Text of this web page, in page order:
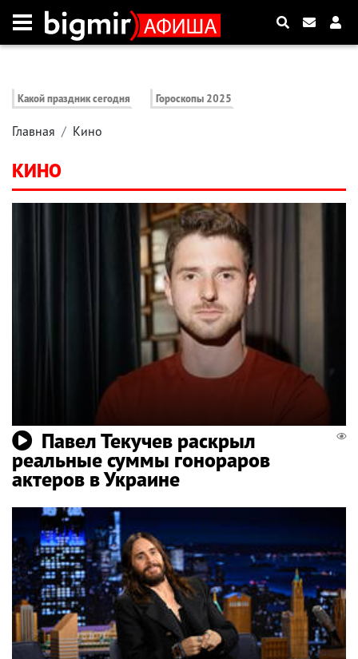
Какой праздник сегодня Гороскопы 2025
Главная Кино
КИНО
Павел Текучев раскрыл
реальные суммы гонораров
актеров в Украине